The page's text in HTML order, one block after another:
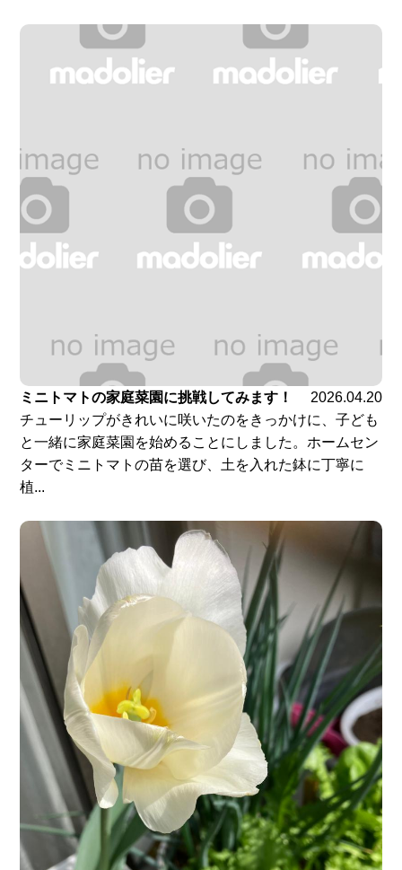
ミニトマトの家庭菜園に挑戦してみます！
2026.04.20
チューリップがきれいに咲いたのをきっかけに、子ども
と一緒に家庭菜園を始めることにしました。ホームセン
ターでミニトマトの苗を選び、土を入れた鉢に丁寧に
植...